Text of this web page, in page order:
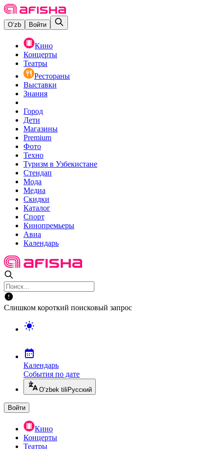
O‘zb Войти
Кино
Концерты
Театры
Рестораны
Выставки
Знания
Город
Дети
Магазины
Premium
Фото
Техно
Туризм в Узбекистане
Стендап
Мода
Медиа
Скидки
Каталог
Спорт
Кинопремьеры
Авиа
Календарь
Слишком короткий поисковый запрос
Календарь
События по дате
O’zbek tili Русский
Войти
Кино
Концерты
Театры